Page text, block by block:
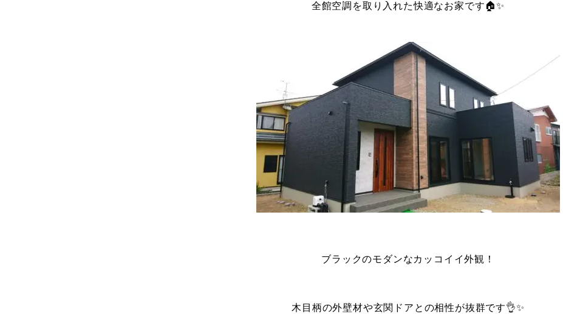
全館空調を取り入れた快適なお家です🏠✨
ブラックのモダンなカッコイイ外観！
木目柄の外壁材や玄関ドアとの相性が抜群です👌✨